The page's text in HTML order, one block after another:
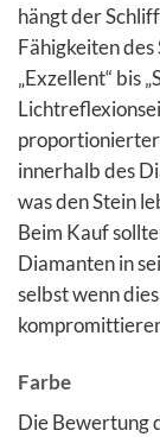
hängt der
Fähigkeiten
„Exzellent“ bis
proportionierter
innerhalb des
was den Stein
Beim Kauf
Diamanten in
selbst wenn
Farbe
Die Bewertung